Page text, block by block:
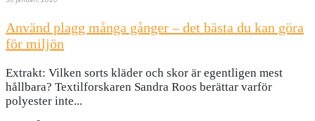
Använd plagg många gånger – det bästa du kan göra
för miljön
Extrakt: Vilken sorts kläder och skor är egentligen mest
hållbara? Textilforskaren Sandra Roos berättar varför
polyester inte...